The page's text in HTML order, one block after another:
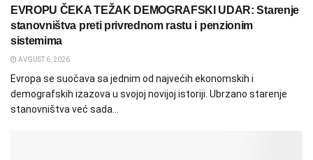
EVROPU ČEKA TEŽAK DEMOGRAFSKI UDAR: Starenje
stanovništva preti privrednom rastu i penzionim
sistemima
AVGUST 6, 2026
Evropa se suočava sa jednim od najvećih ekonomskih i
demografskih izazova u svojoj novijoj istoriji. Ubrzano starenje
stanovništva već sada...